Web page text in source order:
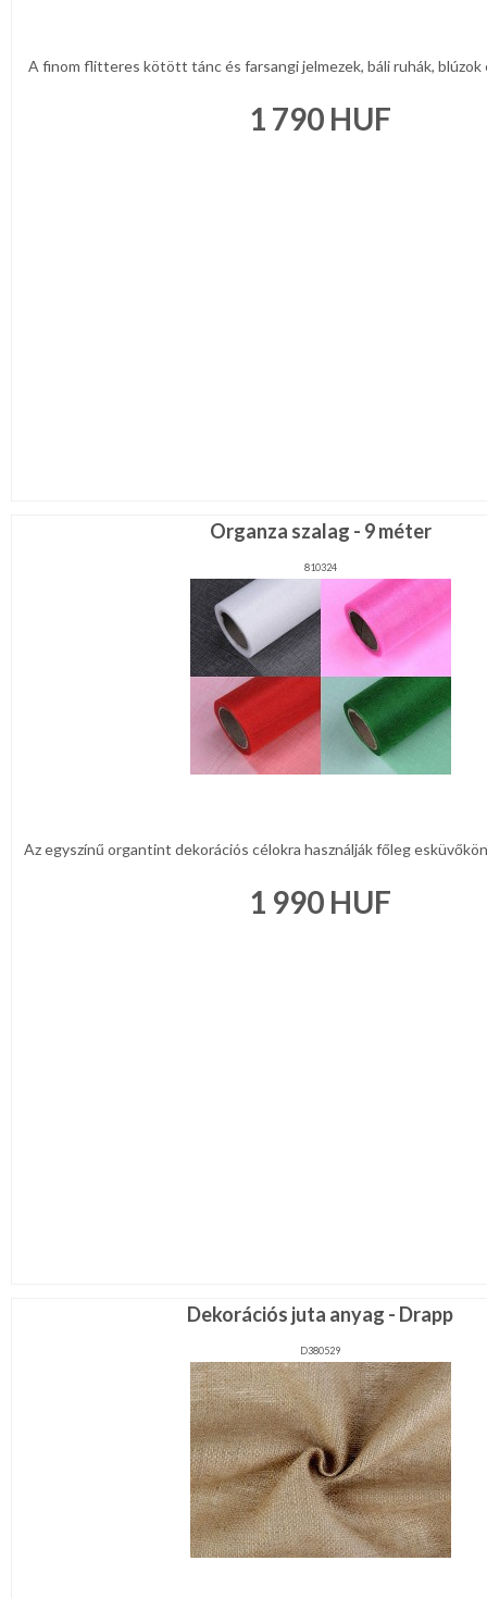
A finom flitteres kötött tánc és farsangi jelmezek, báli ruhák, blúzok
1 790 HUF
Organza szalag - 9 méter
810324
Az egyszínű organtint dekorációs célokra használják főleg
1 990 HUF
Dekorációs juta anyag - Drapp
D380529